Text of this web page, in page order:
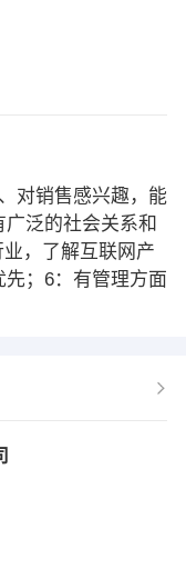
对销售感兴趣，能
泛的社会关系和
，了解互联网产
；6：有管理方面